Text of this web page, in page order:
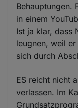
Behauptungen.
in einem
Ist ja klar, dass
leugnen, weil
sich durch
ES reicht nicht
verlassen. Im